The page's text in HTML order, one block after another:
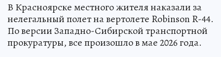
В Красноярске местного жителя наказали за
нелегальный полет на вертолете Robinson R-44.
По версии Западно-Сибирской транспортной
прокуратуры, все произошло в мае 2026 года.